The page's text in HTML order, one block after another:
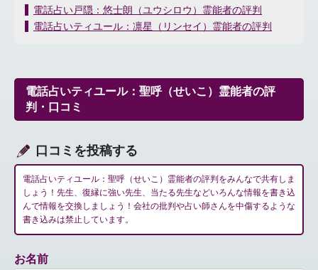
投
稿
ー
シ
ョ
電話占い戸隠：悠士朗（ユウシロウ）霊能者の評判
電話占いティユール：凛星（リンセイ）霊能者の評判
電話占いティユール：聖呼（せいこ）霊能者の評
判・口コミ
口コミを投稿する
電話占いティユール：聖呼（せいこ）霊能者の評判をみんなで共有しま
しょう！先生、復縁に強い先生、当たる先生などいろんな情報を書き込
んで情報を交換しましょう！会社の批判や占い師さんを中傷するような
書き込みは禁止しています。
お名前